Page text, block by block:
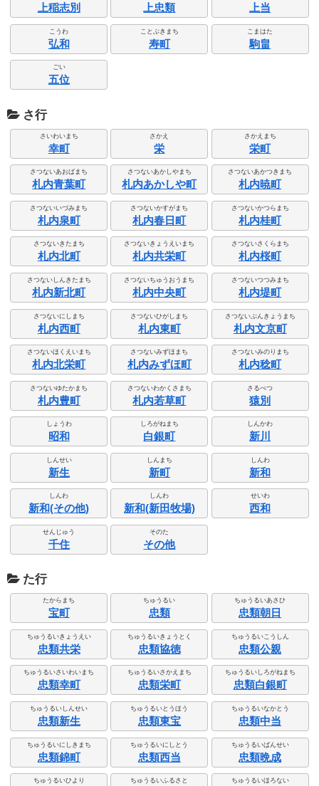
上稲志別 上忠類 上当
こうわ
弘和
ことぶきまち
寿町
こまはた
駒畠
ごい
五位
さ行
さいわいまち
幸町
さかえ
栄
さかえまち
栄町
さつないあおばまち
札内青葉町
さつないあかしやまち
札内あかしや町
さつないあかつきまち
札内暁町
さつないいづみまち
札内泉町
さつないかすがまち
札内春日町
さつないかつらまち
札内桂町
さつないきたまち
札内北町
さつないきょうえいまち
札内共栄町
さつないさくらまち
札内桜町
さつないしんきたまち
札内新北町
さつないちゅうおうまち
札内中央町
さつないつつみまち
札内堤町
さつないにしまち
札内西町
さつないひがしまち
札内東町
さつないぶんきょうまち
札内文京町
さつないほくえいまち
札内北栄町
さつないみずほまち
札内みずほ町
さつないみのりまち
札内稔町
さつないゆたかまち
札内豊町
さつないわかくさまち
札内若草町
さるべつ
猿別
しょうわ
昭和
しろがねまち
白銀町
しんかわ
新川
しんせい
新生
しんまち
新町
しんわ
新和
しんわ
新和(その他)
しんわ
新和(新田牧場)
せいわ
西和
せんじゅう
千住
そのた
その他
た行
たからまち
宝町
ちゅうるい
忠類
ちゅうるいあさひ
忠類朝日
ちゅうるいきょうえい
忠類共栄
ちゅうるいきょうとく
忠類協徳
ちゅうるいこうしん
忠類公親
ちゅうるいさいわいまち
忠類幸町
ちゅうるいさかえまち
忠類栄町
ちゅうるいしろがねまち
忠類白銀町
ちゅうるいしんせい
忠類新生
ちゅうるいとうほう
忠類東宝
ちゅうるいなかとう
忠類中当
ちゅうるいにしきまち
忠類錦町
ちゅうるいにしとう
忠類西当
ちゅうるいばんせい
忠類晩成
ちゅうるいひより ちゅうるいふるさと ちゅうるいほろない